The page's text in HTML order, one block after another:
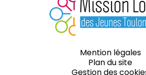
Mention légales
Plan du site
Gestion des